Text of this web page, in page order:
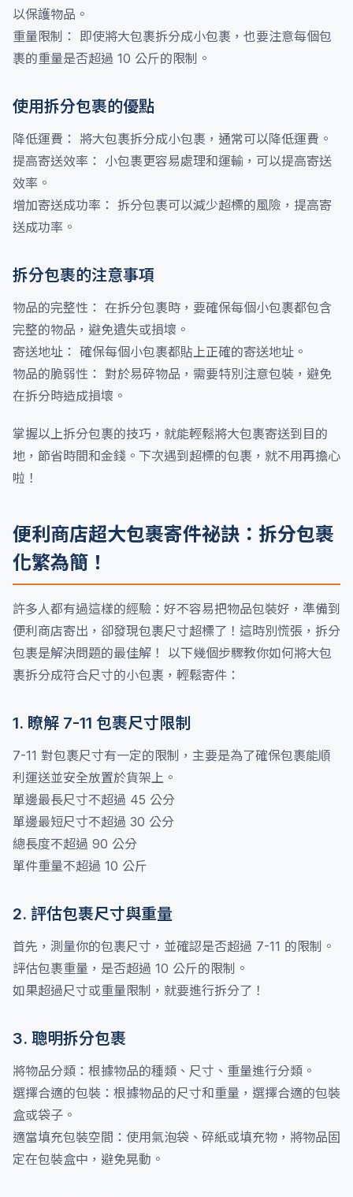
以保護物品。
重量限制： 即使將大包裹拆分成小包裹，也要注意每個包
裹的重量是否超過 10 公斤的限制。
使用拆分包裹的優點
降低運費： 將大包裹拆分成小包裹，通常可以降低運費。
提高寄送效率： 小包裹更容易處理和運輸，可以提高寄送
效率。
增加寄送成功率： 拆分包裹可以減少超標的風險，提高寄
送成功率。
拆分包裹的注意事項
物品的完整性： 在拆分包裹時，要確保每個小包裹都包含
完整的物品，避免遺失或損壞。
寄送地址： 確保每個小包裹都貼上正確的寄送地址。
物品的脆弱性： 對於易碎物品，需要特別注意包裝，避免
在拆分時造成損壞。
掌握以上拆分包裹的技巧，就能輕鬆將大包裹寄送到目的
地，節省時間和金錢。下次遇到超標的包裹，就不用再擔心
啦！
便利商店超大包裹寄件祕訣：拆分包裹
化繁為簡！
許多人都有過這樣的經驗：好不容易把物品包裝好，準備到
便利商店寄出，卻發現包裹尺寸超標了！這時別慌張，拆分
包裹是解決問題的最佳解！ 以下幾個步驟教你如何將大包
裹拆分成符合尺寸的小包裹，輕鬆寄件：
1. 瞭解 7-11 包裹尺寸限制
7-11 對包裹尺寸有一定的限制，主要是為了確保包裹能順
利運送並安全放置於貨架上。
單邊最長尺寸不超過 45 公分
單邊最短尺寸不超過 30 公分
總長度不超過 90 公分
單件重量不超過 10 公斤
2. 評估包裹尺寸與重量
首先，測量你的包裹尺寸，並確認是否超過 7-11 的限制。
評估包裹重量，是否超過 10 公斤的限制。
如果超過尺寸或重量限制，就要進行拆分了！
3. 聰明拆分包裹
將物品分類：根據物品的種類、尺寸、重量進行分類。
選擇合適的包裝：根據物品的尺寸和重量，選擇合適的包裝
盒或袋子。
適當填充包裝空間：使用氣泡袋、碎紙或填充物，將物品固
定在包裝盒中，避免晃動。